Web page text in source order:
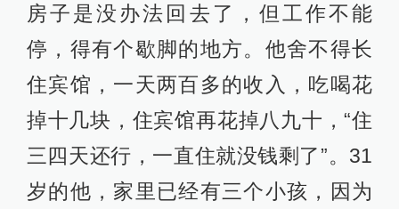
房子是没办法回去了，但工作不能
停，得有个歇脚的地方。他舍不得长
住宾馆，一天两百多的收入，吃喝花
掉十几块，住宾馆再花掉八九十，“住
三四天还行，一直住就没钱剩了”。31
岁的他，家里已经有三个小孩，因为